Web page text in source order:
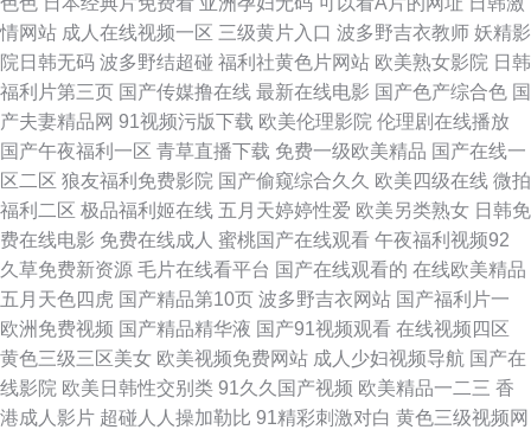
国产 日韩欧美亚洲 久久嫩草成人 国产九九久久精品 国产视频免费看 成人羞
羞电影 91大全在线观看免费 99久青热水 丝袜国产一区二区三区免费 欧韩一
本道在线观看视频免费观看 国产丰满精品欧美在线 精东伦理视频 91看片免
费看 超碰97人人爱 日韩国产一区 精东无码AV 91密桃视 91中日在线 欧欧美
综合 久草动态久草久久九孔 国产精品久久伊人 91在线久久酒店 欧美色视频
综合网 伊人久久国产网 亚洲蜜桃网 欧美69人人精品 国产视频在线看 成人无
码免费看 91n网站免费进入 在线亚洲黄色网址 屁屁影院备用入口 免费抖阴
浮力影院1914 中文香蕉网 91狼人传媒 欧美色91 国产日韩久久 91大神
情网站 成人在线视频一区 三级黄片入口 波多野吉衣教师 妖精影
院日韩无码 波多野结超碰 福利社黄色片网站 欧美熟女影院 日韩
福利片第三页 国产传媒撸在线 最新在线电影 国产色产综合色 国
产夫妻精品网 91视频污版下载 欧美伦理影院 伦理剧在线播放
国产午夜福利一区 青草直播下载 免费一级欧美精品 国产在线一
区二区 狼友福利免费影院 国产偷窥综合久久 欧美四级在线 微拍
福利二区 极品福利姬在线 五月天婷婷性爱 欧美另类熟女 日韩免
费在线电影 免费在线成人 蜜桃国产在线观看 午夜福利视频92
久草免费新资源 毛片在线看平台 国产在线观看的 在线欧美精品
五月天色四虎 国产精品第10页 波多野吉衣网站 国产福利片一
欧洲免费视频 国产精品精华液 国产91视频观看 在线视频四区
黄色三级三区美女 欧美视频免费网站 成人少妇视频导航 国产在
线影院 欧美日韩性交别类 91久久国产视频 欧美精品一二三 香
港成人影片 超碰人人操加勒比 91精彩刺激对白 黄色三级视频网